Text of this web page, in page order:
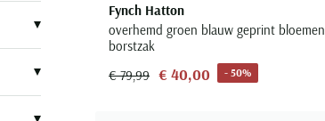
Fynch Hatton
overhemd groen blauw geprint bloemen
borstzak
€ 79,99 € 40,00 - 50%